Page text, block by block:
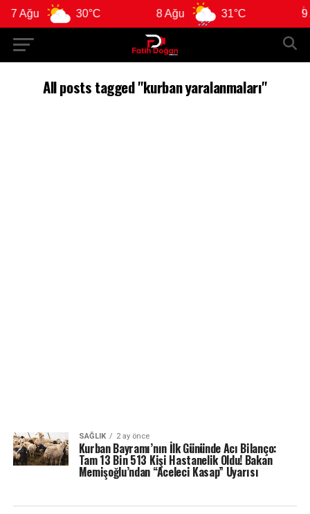
7 Ağu 30°C 8 Ağu 31°C 9
All posts tagged "kurban yaralanmaları"
SAĞLIK 2 ay önce
Kurban Bayramı’nın İlk Gününde Acı Bilanço:
Tam 13 Bin 513 Kişi Hastanelik Oldu! Bakan
Memişoğlu’ndan “Aceleci Kasap” Uyarısı